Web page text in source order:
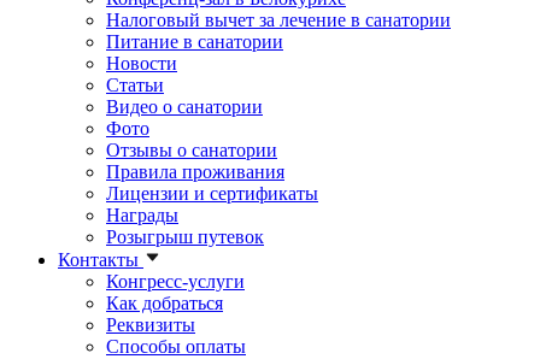
Налоговый вычет за лечение в санатории
Питание в санатории
Новости
Статьи
Видео о санатории
Фото
Отзывы о санатории
Правила проживания
Лицензии и сертификаты
Награды
Розыгрыш путевок
Контакты
Конгресс-услуги
Как добраться
Реквизиты
Способы оплаты